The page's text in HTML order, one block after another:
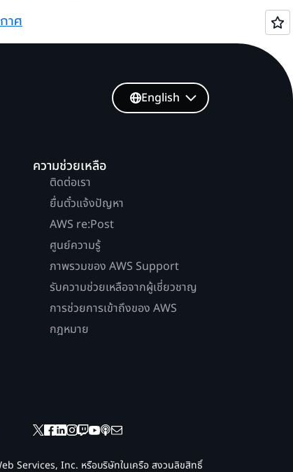
าศ
ความช่วยเหลือ
ติดต่อเรา
ยื่นตั๋วแจ้งปัญหา
AWS re:Post
ศูนย์ความรู้
ภาพรวมของ AWS Support
รับความช่วยเหลือจากผู้เชี่ยวชาญ
การช่วยการเข้าถึงของ AWS
กฎหมาย
English
Services, Inc. หรือบริษัทในเครือ สงวนลิขสิทธิ์